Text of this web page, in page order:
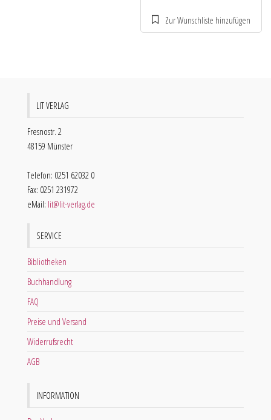
LIT VERLAG
Fresnostr. 2
48159 Münster
Telefon: 0251 62032 0
Fax: 0251 231972
eMail: lit@lit-verlag.de
SERVICE
Bibliotheken
Buchhandlung
FAQ
Preise und Versand
Widerrufsrecht
AGB
INFORMATION